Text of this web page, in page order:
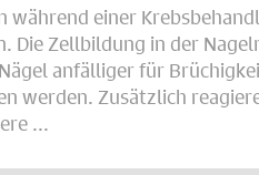
während einer
Die Zellbildung in der
anfälliger für
werden. Zusätzlich
...